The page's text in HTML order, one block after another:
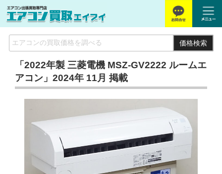
価格検索
「2022年製 三菱電機 MSZ-GV2222 ルームエ
アコン」2024年 11月 掲載